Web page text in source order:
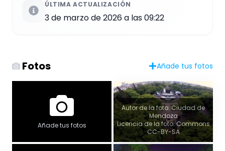
ÚLTIMA ACTUALIZACIÓN
3 de marzo de 2026 a las 09:22
Fotos Añade tus fotos
Añade tus fotos
Autor de la foto: Ciudad de
Mendoza
Licencia de la foto: Commons
CC-BY-SA